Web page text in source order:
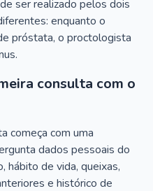
ser realizado pelos dois
enquanto o
próstata, o proctologista
consulta com o
começa com uma
dados pessoais do
hábito de vida, queixas,
e histórico de